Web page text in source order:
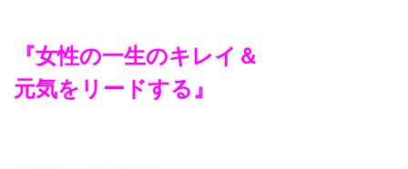
『女性の一生のキレイ＆
元気をリードする』